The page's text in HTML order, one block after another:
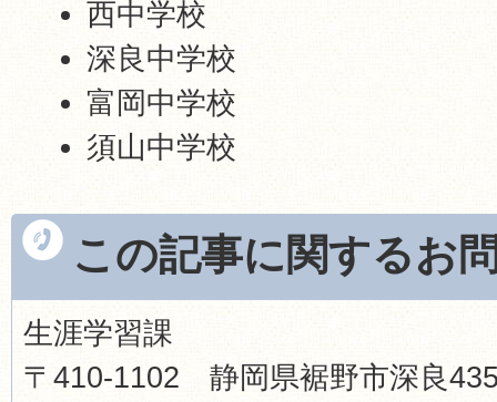
西中学校
深良中学校
富岡中学校
須山中学校
この記事に関するお
生涯学習課
〒410-1102 静岡県裾野市深良